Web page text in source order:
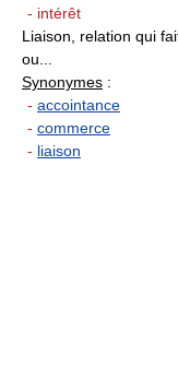
- intérêt
Liaison, relation qui
ou...
Synonymes :
- accointance
- commerce
- liaison